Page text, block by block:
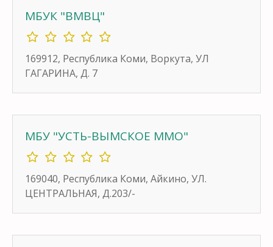
МБУК "ВМВЦ"
169912, Республика Коми, Воркута, УЛ
ГАГАРИНА, Д. 7
МБУ "УСТЬ-ВЫМСКОЕ ММО"
169040, Республика Коми, Айкино, УЛ.
ЦЕНТРАЛЬНАЯ, Д.203/-